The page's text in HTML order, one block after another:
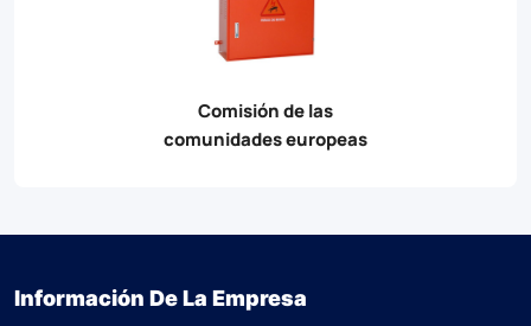
Comisión de las
comunidades europeas
Información De La Empresa